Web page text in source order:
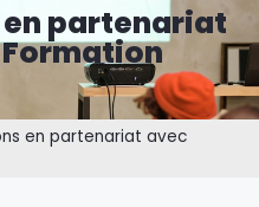
partenariat
en partenariat avec